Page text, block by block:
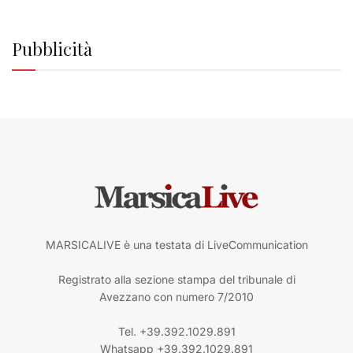
Pubblicità
MARSICALIVE è una testata di LiveCommunication
Registrato alla sezione stampa del tribunale di
Avezzano con numero 7/2010
Tel. +39.392.1029.891
Whatsapp +39.392.1029.891